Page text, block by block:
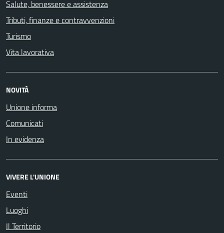
Salute, benessere e assistenza
Tributi, finanze e contravvenzioni
Turismo
Vita lavorativa
NOVITÀ
Unione informa
Comunicati
In evidenza
VIVERE L'UNIONE
Eventi
Luoghi
Il Territorio